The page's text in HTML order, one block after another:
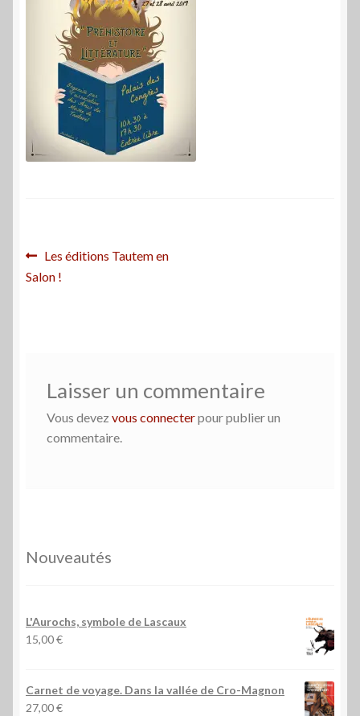
Navigation
de
Article
précédent :
Les éditions Tautem en
Salon !
Laisser un commentaire
Vous devez vous connecterpour publier un
commentaire.
Nouveautés
L'Aurochs, symbole de Lascaux
15,00€
Carnet de voyage. Dans la vallée de Cro-Magnon
27,00€